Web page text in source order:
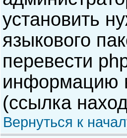
установить
языкового
перевести
информацию
(ссылка
Вернуться к